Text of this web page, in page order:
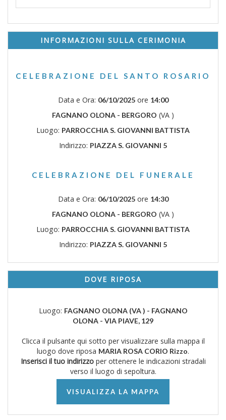
INFORMAZIONI SULLA CERIMONIA
CELEBRAZIONE DEL SANTO ROSARIO
Data e Ora: 06/10/2025ore 14:00
FAGNANO OLONA - BERGORO (VA )
Luogo: PARROCCHIA S. GIOVANNI BATTISTA
Indirizzo: PIAZZA S. GIOVANNI 5
CELEBRAZIONE DEL FUNERALE
Data e Ora: 06/10/2025ore 14:30
FAGNANO OLONA - BERGORO (VA )
Luogo: PARROCCHIA S. GIOVANNI BATTISTA
Indirizzo: PIAZZA S. GIOVANNI 5
DOVE RIPOSA
Luogo: FAGNANO OLONA (VA ) - FAGNANO
OLONA - VIA PIAVE, 129
Clicca il pulsante qui sotto per visualizzare sulla mappa il
luogo dove riposa MARIA ROSA CORIO Rizzo.
Inserisci il tuo indirizzoper ottenere le indicazioni stradali
verso il luogo di sepoltura.
VISUALIZZA LA MAPPA